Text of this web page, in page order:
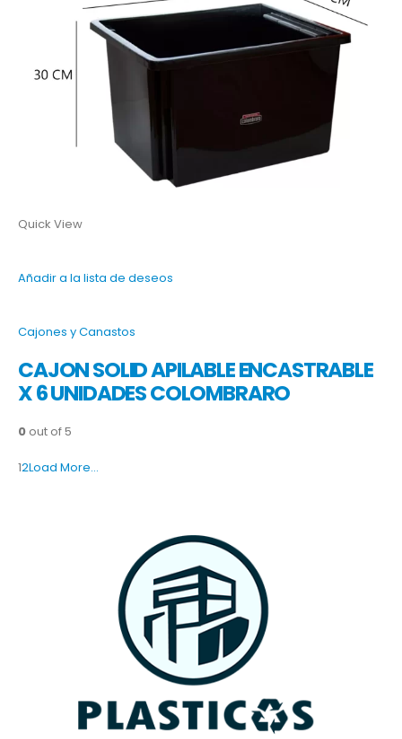
Quick View
Añadir a la lista de deseos
Cajones y Canastos
CAJON SOLID APILABLE ENCASTRABLE
X 6 UNIDADES COLOMBRARO
0 out of 5
12Load More…